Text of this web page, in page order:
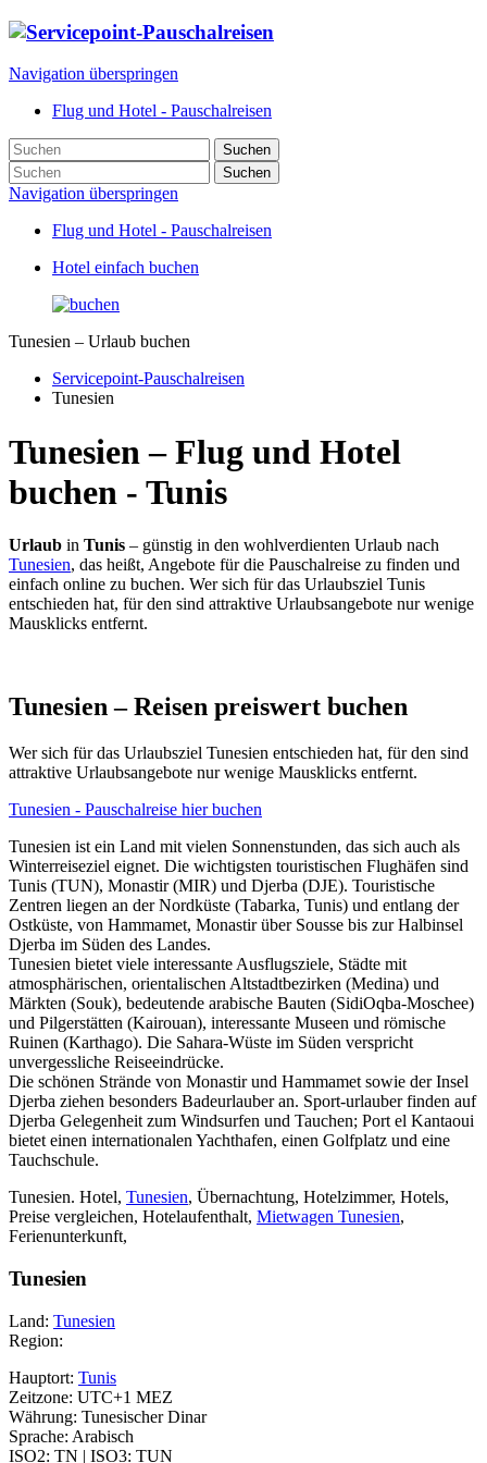
Navigation überspringen
Flug und Hotel - Pauschalreisen
Suchen
Suchen
Navigation überspringen
Flug und Hotel - Pauschalreisen
Hotel einfach buchen
Tunesien – Urlaub buchen
Servicepoint-Pauschalreisen
Tunesien
Tunesien – Flug und Hotel
buchen - Tunis
Urlaub in Tunis – günstig in den wohlverdienten Urlaub nach
Tunesien, das heißt, Angebote für die Pauschalreise zu finden und
einfach online zu buchen. Wer sich für das Urlaubsziel Tunis
entschieden hat, für den sind attraktive Urlaubsangebote nur wenige
Mausklicks entfernt.
Tunesien – Reisen preiswert buchen
Wer sich für das Urlaubsziel Tunesien entschieden hat, für den sind
attraktive Urlaubsangebote nur wenige Mausklicks entfernt.
Tunesien - Pauschalreise hier buchen
Tunesien ist ein Land mit vielen Sonnenstunden, das sich auch als
Winterreiseziel eignet. Die wichtigsten touristischen Flughäfen sind
Tunis (TUN), Monastir (MIR) und Djerba (DJE). Touristische
Zentren liegen an der Nordküste (Tabarka, Tunis) und entlang der
Ostküste, von Hammamet, Monastir über Sousse bis zur Halbinsel
Djerba im Süden des Landes.
Tunesien bietet viele interessante Ausflugsziele, Städte mit
atmosphärischen, orientalischen Altstadtbezirken (Medina) und
Märkten (Souk), bedeutende arabische Bauten (SidiOqba-Moschee)
und Pilgerstätten (Kairouan), interessante Museen und römische
Ruinen (Karthago). Die Sahara-Wüste im Süden verspricht
unvergessliche Reiseeindrücke.
Die schönen Strände von Monastir und Hammamet sowie der Insel
Djerba ziehen besonders Badeurlauber an. Sport-urlauber finden auf
Djerba Gelegenheit zum Windsurfen und Tauchen; Port el Kantaoui
bietet einen internationalen Yachthafen, einen Golfplatz und eine
Tauchschule.
Tunesien. Hotel, Tunesien, Übernachtung, Hotelzimmer, Hotels,
Preise vergleichen, Hotelaufenthalt, Mietwagen Tunesien,
Ferienunterkunft,
Tunesien
Land: Tunesien
Region:
Hauptort: Tunis
Zeitzone: UTC+1 MEZ
Währung: Tunesischer Dinar
Sprache: Arabisch
ISO2: TN | ISO3: TUN